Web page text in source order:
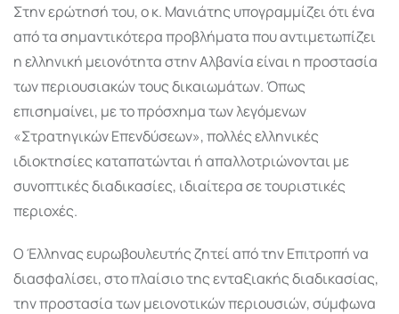
Στην ερώτησή του, ο κ. Μανιάτης υπογραμμίζει ότι ένα
από τα σημαντικότερα προβλήματα που αντιμετωπίζει
η ελληνική μειονότητα στην Αλβανίαείναι η προστασία
των περιουσιακών τους δικαιωμάτων. Όπως
επισημαίνει, με το πρόσχημα των λεγόμενων
«Στρατηγικών Επενδύσεων», πολλές ελληνικές
ιδιοκτησίες καταπατώνται ή απαλλοτριώνονται με
συνοπτικές διαδικασίες, ιδιαίτερα σε τουριστικές
περιοχές.
Ο Έλληνας ευρωβουλευτής ζητεί από την Επιτροπή να
διασφαλίσει, στο πλαίσιο της ενταξιακής διαδικασίας,
την προστασία των μειονοτικών περιουσιών, σύμφωνα